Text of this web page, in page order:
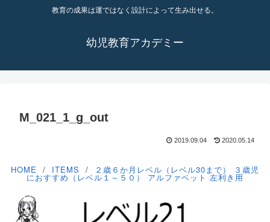
教育の成果は運ではなく設計によって生み出せる。
幼児教育アカデミー
M_021_1_g_out
2019.09.04 2020.05.14
HOME ITEMS ２歳６か月レベル（レベル30まで） ３歳児
におすすめ（レベル１～５０） アルファベット 左利き用